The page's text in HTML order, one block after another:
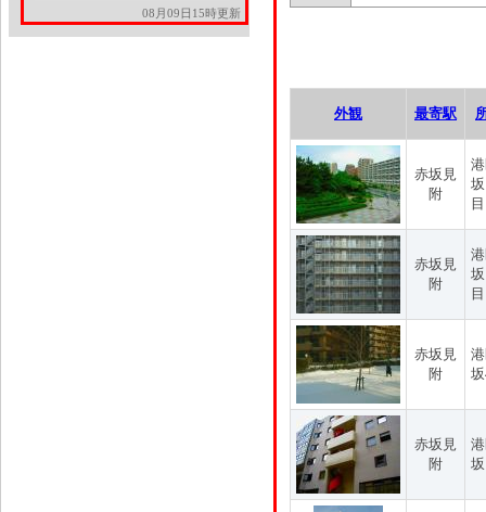
08月09日15時更新
外観 最寄駅
赤坂見
附
目
赤坂見
附
目
赤坂見
附
赤坂見
附